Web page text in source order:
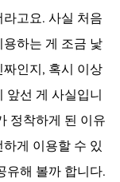
고요. 사실 처음
하는 게 조금 낯
인지, 혹시 이상
앞선 게 사실입니
정착하게 된 이유
게 이용할 수 있
유해 볼까 합니다.